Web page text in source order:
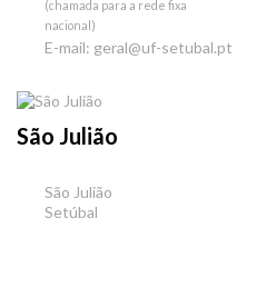
(chamada para a rede fixa
nacional)
E-mail: geral@uf-setubal.pt
São Julião
São Julião
Setúbal